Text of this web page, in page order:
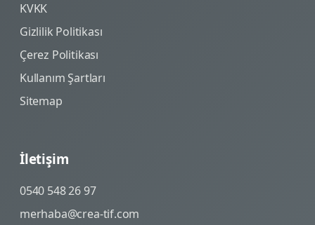
KVKK
Gizlilik Politikası
Çerez Politikası
Kullanım Şartları
Sitemap
İletişim
0540 548 26 97
merhaba@crea-tif.com